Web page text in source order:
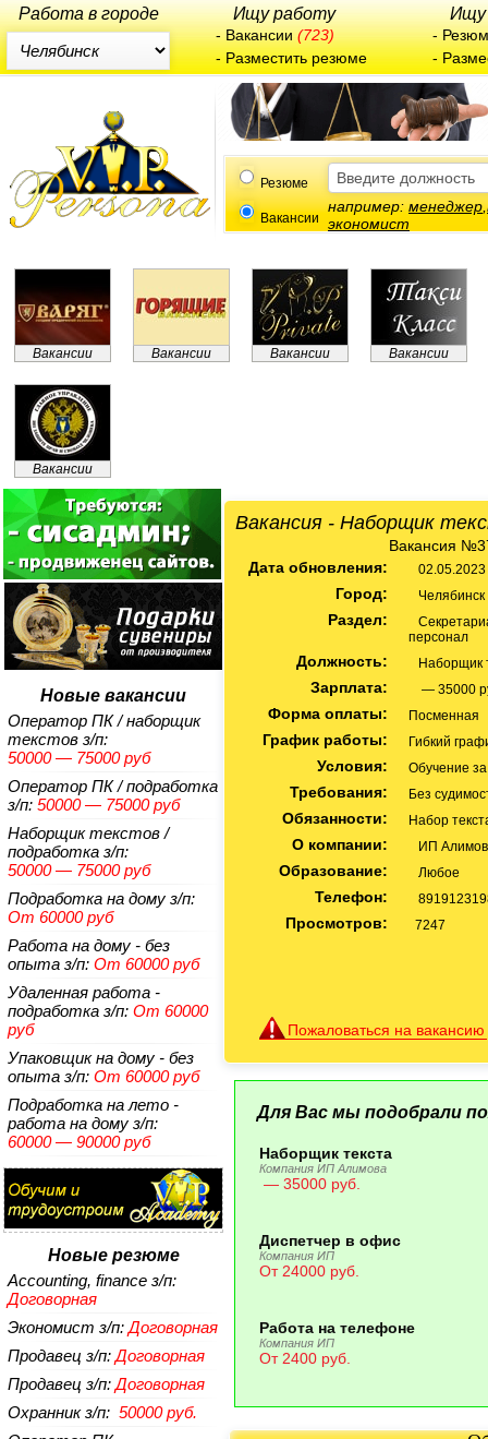
Работа в городе Ищу работу Ищу
-Вакансии (723) -
-Разместить резюме -
Резюме
Вакансии
например:менеджер,
экономист
Вакансии Вакансии Вакансии Вакансии
Вакансии
Новые вакансии
Оператор ПК / наборщик
текстов з/п:
50000 — 75000 руб
Оператор ПК / подработка
з/п: 50000 — 75000 руб
Наборщик текстов /
подработка з/п:
50000 — 75000 руб
Подработка на дому з/п:
От 60000 руб
Работа на дому - без
опыта з/п: От 60000 руб
Удаленная работа -
подработка з/п: От 60000
руб
Упаковщик на дому - без
опыта з/п: От 60000 руб
Подработка на лето -
работа на дому з/п:
60000 — 90000 руб
Новые резюме
Accounting, finance з/п:
Договорная
Экономист з/п:Договорная
Продавец з/п:Договорная
Продавец з/п:Договорная
Охранникз/п: 50000 руб.
Вакансия - Наборщик
Вакансия
Дата обновления:
02.05.2023
Город: Челябинск
Раздел:
персонал
Должность: Наборщик
Зарплата: — 35000
Форма оплаты: Посменная
График работы: Гибкий
Условия: Обучение
Требования: Без
Обязанности: Набор
О компании: ИП
Образование: Любое
Телефон:
Просмотров: 7247
Пожаловаться на вакансию
Для Вас мы подобрали
Наборщик текста
Компания ИП Алимова
— 35000 руб.
Диспетчер в офис
Компания ИП
От 24000 руб.
Работа на телефоне
Компания ИП
От 2400 руб.